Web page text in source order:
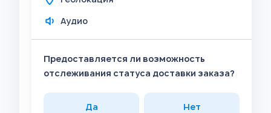
Аудио
Предоставляется ли возможность
отслеживания статуса доставки заказа?
Да Нет